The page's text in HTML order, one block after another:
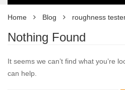
Home Blog roughness
Nothing Found
It seems we can’t find what you’re
can help.